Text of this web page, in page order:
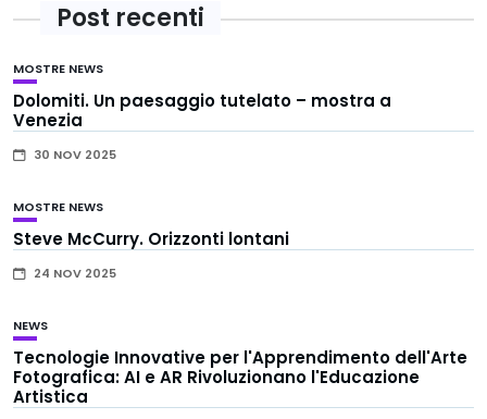
Post recenti
MOSTRE NEWS
Dolomiti. Un paesaggio tutelato – mostra a
Venezia
30 NOV 2025
MOSTRE NEWS
Steve McCurry. Orizzonti lontani
24 NOV 2025
NEWS
Tecnologie Innovative per l'Apprendimento dell'Arte
Fotografica: AI e AR Rivoluzionano l'Educazione
Artistica